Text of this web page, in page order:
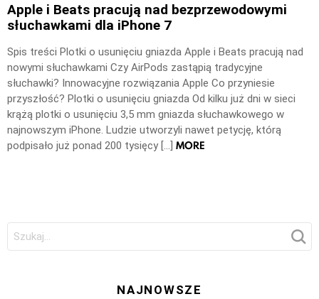
Apple i Beats pracują nad bezprzewodowymi
słuchawkami dla iPhone 7
Spis treści Plotki o usunięciu gniazda Apple i Beats pracują nad
nowymi słuchawkami Czy AirPods zastąpią tradycyjne
słuchawki? Innowacyjne rozwiązania Apple Co przyniesie
przyszłość? Plotki o usunięciu gniazda Od kilku już dni w sieci
krążą plotki o usunięciu 3,5 mm gniazda słuchawkowego w
najnowszym iPhone. Ludzie utworzyli nawet petycję, którą
podpisało już ponad 200 tysięcy […] MORE
Szukaj:
NAJNOWSZE